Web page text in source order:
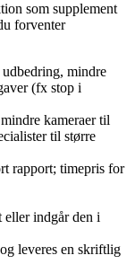
som supplement
forventer
mindre
(fx stop i
kameraer til
til større
rapport; timepris for
eller indgår den i
leveres en skriftlig